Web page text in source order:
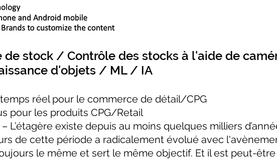
de stock / Contrôle des stocks à l'aide de
d'objets / ML / IA
réel pour le commerce de détail/CPG
pour les produits CPG/Retail
existe depuis au moins quelques milliers
de cette période a radicalement évolué avec
le même et sert le même objectif. Et il est peut-